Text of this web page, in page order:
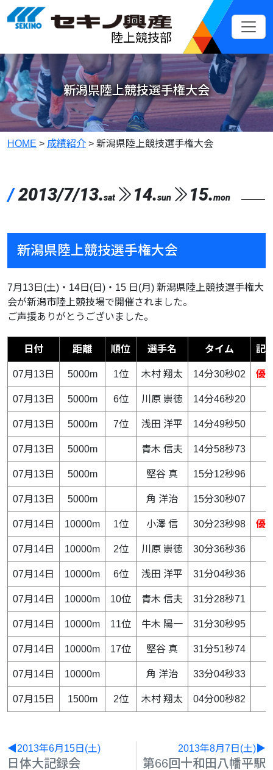
メインコンテンツへスキップ
陸上競技部
新潟県陸上競技選手権大会
HOME > 成績紹介 > 新潟県陸上競技選手権大会
/2013/7/13.sat 14.sun 15.mon
新潟県陸上競技選手権大会
7月13日(土)・14日(日)・15 日(月) 新潟県陸上競技選手権大
会が新潟市陸上競技場で開催されました。
ご声援ありがとうございました。
日付 距離 順位 選手名 タイム 記
07月13日 5000m 1位 木村 翔太 14分30秒02 優
07月13日 5000m 6位 川原 崇徳 14分46秒20
07月13日 5000m 7位 浅田 洋平 14分49秒50
07月13日 5000m 青木 信夫 14分58秒73
07月13日 5000m 堅谷 真 15分12秒96
07月13日 5000m 角 洋治 15分30秒07
07月14日 10000m 1位 小澤 信 30分23秒98 優
07月14日 10000m 2位 川原 崇徳 30分36秒36
07月14日 10000m 6位 浅田 洋平 31分04秒36
07月14日 10000m 10位 青木 信夫 31分28秒71
07月14日 10000m 11位 牛木 陽一 31分30秒95
07月14日 10000m 17位 堅谷 真 31分51秒74
07月14日 10000m 角 洋治 33分04秒33
07月15日 1500m 2位 木村 翔太 04分00秒82
◀2013年6月15日(土)
日体大記録会
2013年8月7日(土)▶
第66回十和田八幡平駅